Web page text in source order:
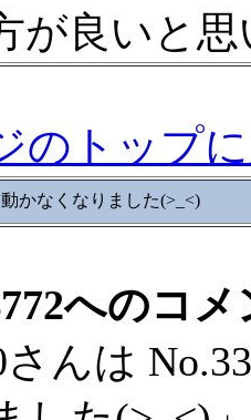
が良いと
のトップ
かなくなりました(>_<)
へのコメ
んは